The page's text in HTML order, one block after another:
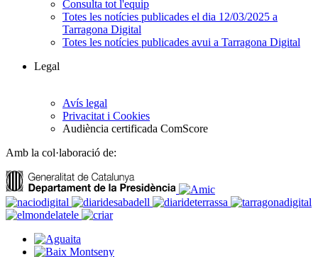
Consulta tot l'equip
Totes les notícies publicades el dia 12/03/2025 a
Tarragona Digital
Totes les notícies publicades avui a Tarragona Digital
Legal
Avís legal
Privacitat i Cookies
Audiència certificada ComScore
Amb la col·laboració de: